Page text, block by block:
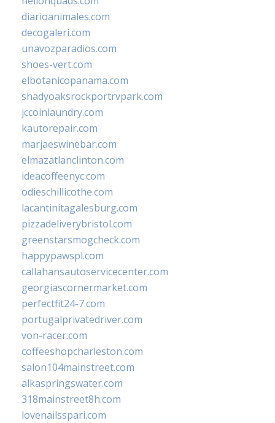
diarioanimales.com
decogaleri.com
unavozparadios.com
shoes-vert.com
elbotanicopanama.com
shadyoaksrockportrvpark.com
jccoinlaundry.com
kautorepair.com
marjaeswinebar.com
elmazatlanclinton.com
ideacoffeenyc.com
odieschillicothe.com
lacantinitagalesburg.com
pizzadeliverybristol.com
greenstarsmogcheck.com
happypawspl.com
callahansautoservicecenter.com
georgiascornermarket.com
perfectfit24-7.com
portugalprivatedriver.com
von-racer.com
coffeeshopcharleston.com
salon104mainstreet.com
alkaspringswater.com
318mainstreet8h.com
lovenailsspari.com